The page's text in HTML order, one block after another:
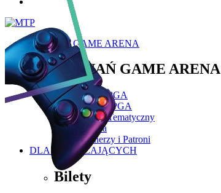
POZNAŃ GAME ARENA
POZNAŃ GAME ARENA
Poznaj PGA
Historia PGA
Zakres Tematyczny
Galeria
Partnerzy i Patroni
DLA ZWIEDZAJĄCYCH
Bilety